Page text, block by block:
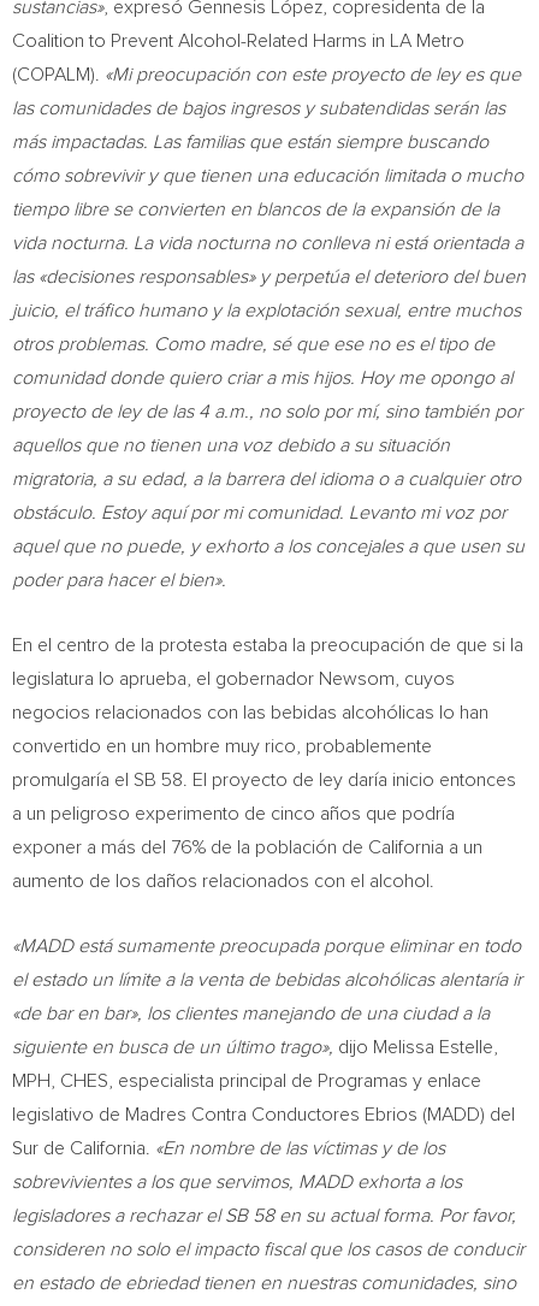
sustancias», expresó Gennesis López, copresidenta de la
Coalition to Prevent Alcohol-Related Harms in LA Metro
(COPALM). «Mi preocupación con este proyecto de ley es que
las comunidades de bajos ingresos y subatendidas serán las
más impactadas. Las familias que están siempre buscando
cómo sobrevivir y que tienen una educación limitada o mucho
tiempo libre se convierten en blancos de la expansión de la
vida nocturna. La vida nocturna no conlleva ni está orientada a
las «decisiones responsables» y perpetúa el deterioro del buen
juicio, el tráfico humano y la explotación sexual, entre muchos
otros problemas. Como madre, sé que ese no es el tipo de
comunidad donde quiero criar a mis hijos. Hoy me opongo al
proyecto de ley de las 4 a.m.
, no solo por mí, sino también por
aquellos que no tienen una voz debido a su situación
migratoria, a su edad, a la barrera del idioma o a cualquier otro
obstáculo. Estoy aquí por mi comunidad. Levanto mi voz por
aquel que no puede, y exhorto a los concejales a que usen su
poder para hacer el bien».
En el centro de la protesta estaba la preocupación de que si la
legislatura lo aprueba, el gobernador Newsom, cuyos
negocios relacionados con las bebidas alcohólicas lo han
convertido en un hombre muy rico, probablemente
promulgaría el SB 58. El proyecto de ley daría inicio entonces
a un peligroso experimento de cinco años que podría
exponer a más del 76% de la población de California a un
aumento de los daños relacionados con el alcohol.
«MADD está sumamente preocupada porque eliminar en todo
el estado un límite a la venta de bebidas alcohólicas alentaría ir
«de bar en bar», los clientes manejando de una ciudad a la
siguiente en busca de un último trago», dijo Melissa Estelle,
MPH, CHES, especialista principal de Programas y enlace
legislativo de Madres Contra Conductores Ebrios (MADD) del
Sur de California. «En nombre de las víctimas y de los
sobrevivientes a los que servimos, MADD exhorta a los
legisladores a rechazar el SB 58 en su actual forma. Por favor,
consideren no solo el impacto fiscal que los casos de conducir
en estado de ebriedad tienen en nuestras comunidades, sino